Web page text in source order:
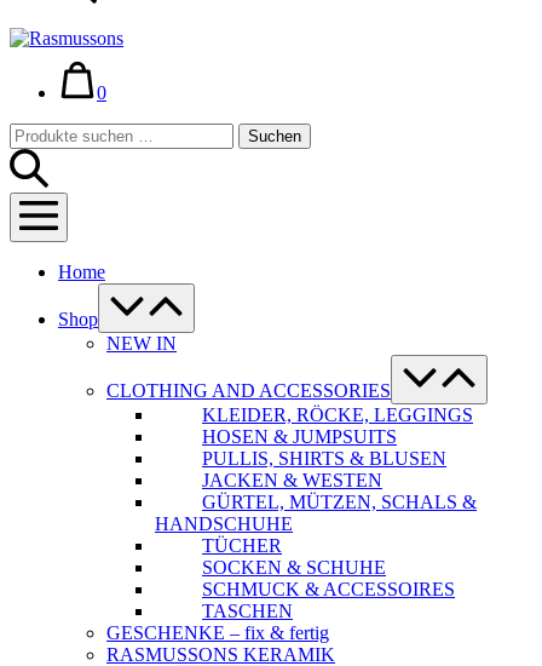
Warenkorb
0im
Suche-
Schalter
Suchen
nach:
Suchen
Menü-
Schalter
Home
Shop
Menü-
Schalter
NEW IN
CLOTHING AND ACCESSORIES
Menü-
Schalter
KLEIDER, RÖCKE, LEGGINGS
HOSEN & JUMPSUITS
PULLIS, SHIRTS & BLUSEN
JACKEN & WESTEN
GÜRTEL, MÜTZEN, SCHALS &
HANDSCHUHE
TÜCHER
SOCKEN & SCHUHE
SCHMUCK & ACCESSOIRES
TASCHEN
GESCHENKE – fix & fertig
RASMUSSONS KERAMIK